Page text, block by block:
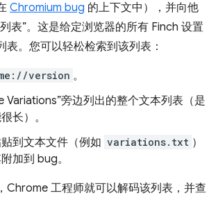
Chromium bug 的上下文中），并向他
表”。这是给定浏览器的所有 Finch 设置
表。您可以轻松检索到该列表：
version 。
Variations”旁边列出的整个文本列表（是
长）。
到文本文件（例如 variations.txt ）
加到 bug。
Chrome 工程师就可以解码该列表，并查